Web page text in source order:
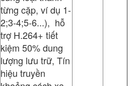
từng cặp, ví dụ 1-
2;3-4;5-6...), hỗ
trợ H.264+ tiết
kiệm 50% dung
lượng lưu trữ, Tín
hiệu truyền